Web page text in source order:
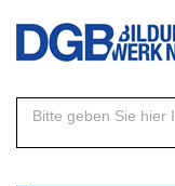
Direkt
Inhalt